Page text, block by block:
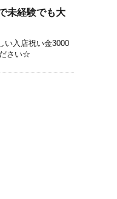
未経験でも大
い入店祝い金3000
さい☆